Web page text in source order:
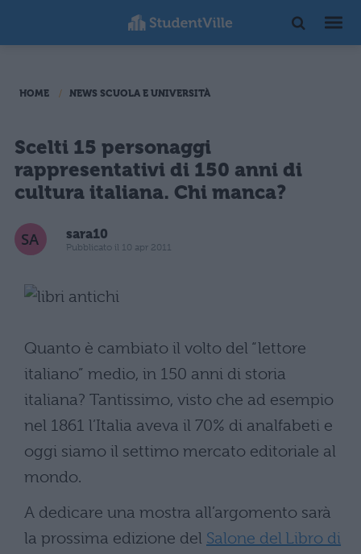
HOME NEWS SCUOLA E UNIVERSITÀ
Scelti 15 personaggi
rappresentativi di 150 anni di
cultura italiana. Chi manca?
sara10
Pubblicato il 10 apr 2011
Quanto è cambiato il volto del “lettore
italiano” medio, in 150 anni di storia
italiana? Tantissimo, visto che ad esempio
nel 1861 l’Italia aveva il 70% di analfabeti e
oggi siamo il settimo mercato editoriale al
mondo.
A dedicare una mostra all’argomento sarà
la prossima edizione del Salone del Libro di